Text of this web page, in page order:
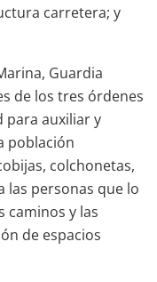
carretera; y
Guardia
de los tres órdenes
para auxiliar y
población
colchonetas,
las personas que lo
caminos y las
de espacios